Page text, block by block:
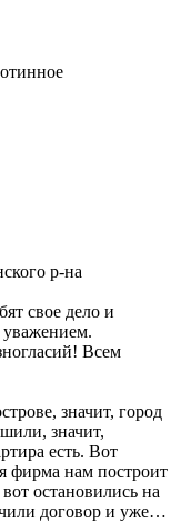
р-на
свое дело и
уважением.
Всем
значит, город
значит,
есть. Вот
фирма нам построит
остановились на
договор и уже…